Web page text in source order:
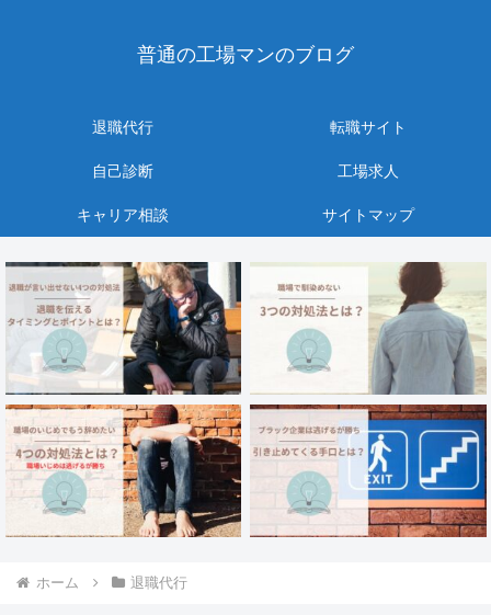
普通の工場マンのブログ
退職代行 転職サイト
自己診断 工場求人
キャリア相談 サイトマップ
ホーム 退職代行